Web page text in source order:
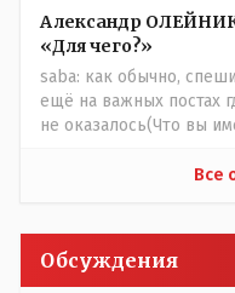
Александр
«Для чего?»
saba: как обычно,
ещё на важных постах
не оказалось(Что вы
Все
Обсуждения